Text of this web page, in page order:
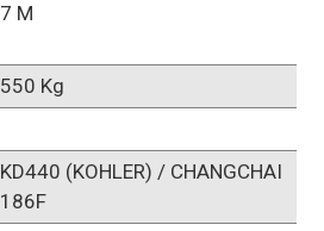
7 M
550 Kg
KD440 (KOHLER) / CHANGCHAI
186F